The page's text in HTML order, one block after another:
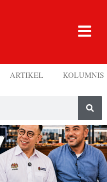
ARTIKEL KOLUMNIS